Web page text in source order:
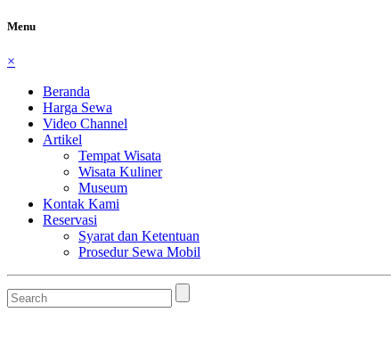
Menu
×
Beranda
Harga Sewa
Video Channel
Artikel
Tempat Wisata
Wisata Kuliner
Museum
Kontak Kami
Reservasi
Syarat dan Ketentuan
Prosedur Sewa Mobil